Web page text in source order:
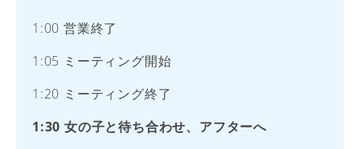
1:00 営業終了
1:05 ミーティング開始
1:20 ミーティング終了
1:30 女の子と待ち合わせ、アフターへ